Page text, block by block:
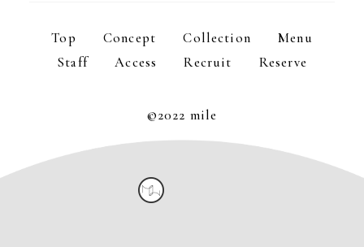
Top Concept Collection
Menu
Staff
Access Recruit Reserve
©2022 mile